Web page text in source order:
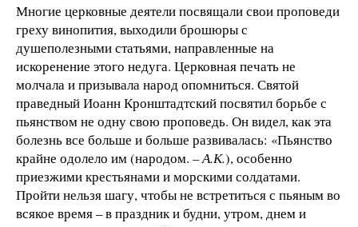
Многие церковные деятели посвящали свои проповеди
греху винопития, выходили брошюры с
душеполезными статьями, направленные на
искоренение этого недуга. Церковная печать не
молчала и призывала народ опомниться. Святой
праведный Иоанн Кронштадтский посвятил борьбе с
пьянством не одну свою проповедь. Он видел, как эта
болезнь все больше и больше развивалась: «Пьянство
крайне одолело им (народом. – А.К.), особенно
приезжими крестьянами и морскими солдатами.
Пройти нельзя шагу, чтобы не встретиться с пьяным во
всякое время – в праздник и будни, утром, днем и